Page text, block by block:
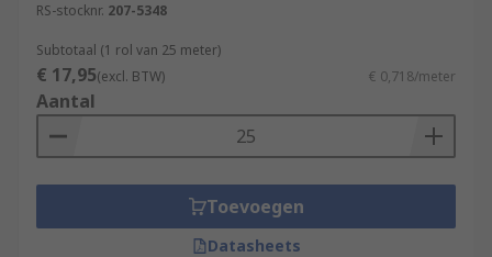
RS-stocknr. 207-5348
Subtotaal (1 rol van 25 meter)
€ 17,95(excl. BTW) € 0,718/meter
Aantal
Toevoegen
Datasheets